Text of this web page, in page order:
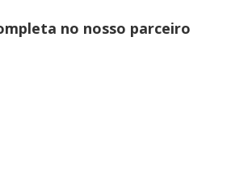
no nosso parceiro